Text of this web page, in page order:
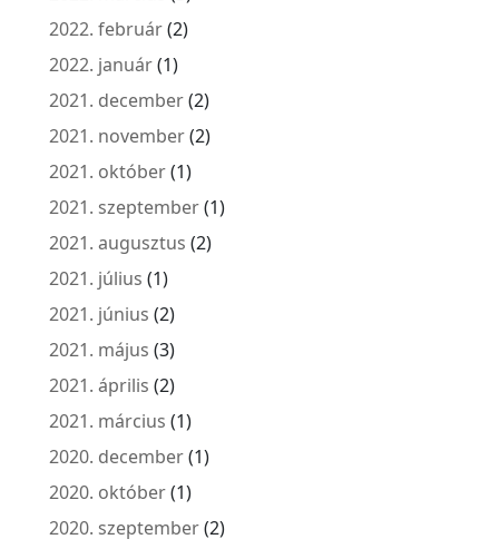
2022. február(2)
2022. január(1)
2021. december(2)
2021. november(2)
2021. október(1)
2021. szeptember(1)
2021. augusztus (2)
2021. július (1)
2021. június (2)
2021. május (3)
2021. április (2)
2021. március (1)
2020. december(1)
2020. október(1)
2020. szeptember(2)